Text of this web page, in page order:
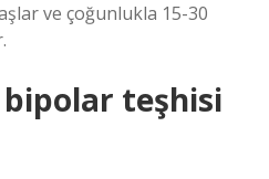
ve çoğunlukla 15-30
bipolar teşhisi